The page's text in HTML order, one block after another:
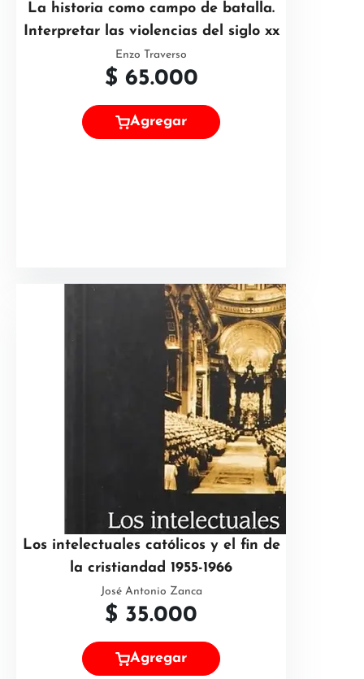
La historia como campo de batalla.
Interpretar las violencias del siglo xx
Enzo Traverso
$ 65.000
Agregar
Los intelectuales católicos y el fin de
la cristiandad 1955-1966
José Antonio Zanca
$ 35.000
Agregar